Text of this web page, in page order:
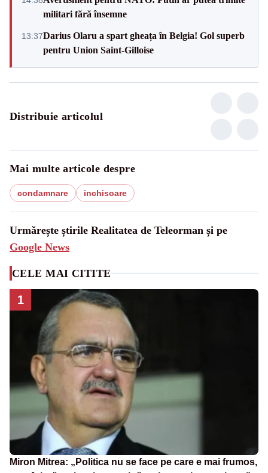
militari fără însemne
13:37Darius Olaru a spart gheața în Belgia! Gol superb
pentru Union Saint-Gilloise
Distribuie articolul
Mai multe articole despre
condamnare inchisoare
Urmărește știrile Realitatea de Teleorman și pe
Google News
CELE MAI CITITE
1
Miron Mitrea: „Politica nu se face pe care e mai frumos,